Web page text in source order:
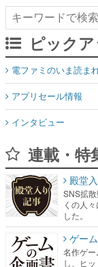
ピック
電ファミのいま読ま
アプリセール情報
インタビュー
連載・特
殿堂
SNS拡
くの人
した。
ゲー
名作ゲ
し、ヒ